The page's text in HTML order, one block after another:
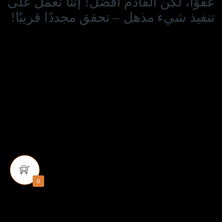
تنفيذ شيء مذهل – تحقق مجددًا قريبًا!
0